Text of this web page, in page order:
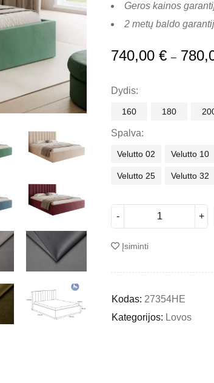
Geros kainos
2 metų baldo
740,00€ –
Dydis
160 180
Spalva
Velutto 02 Velutto 10
Velutto 25 Velutto 32
Įsiminti
Kodas: 27354HE
Kategorijos: Lovos